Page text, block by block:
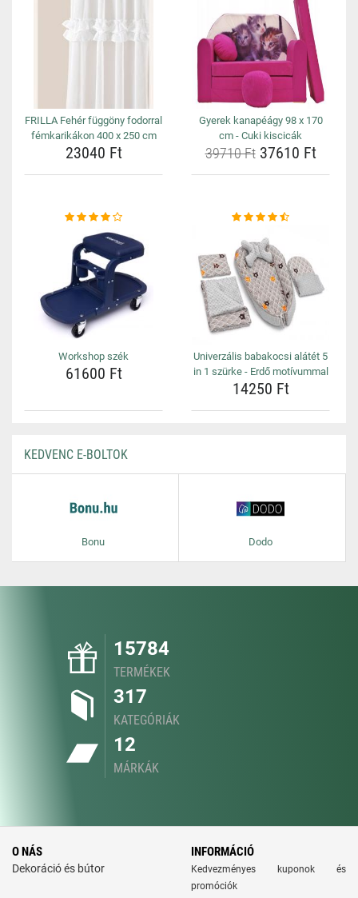
FRILLA Fehér függöny fodorral
fémkarikákon 400 x 250 cm
23040 Ft
Gyerek kanapéágy 98 x 170
cm - Cuki kiscicák
39710 Ft37610 Ft
Workshop szék
61600 Ft
Univerzális babakocsi alátét 5
in 1 szürke - Erdő motívummal
14250 Ft
KEDVENC E-BOLTOK
Bonu Dodo
15784
TERMÉKEK
317
KATEGÓRIÁK
12
MÁRKÁK
O NÁS
Dekoráció és bútor
INFORMÁCIÓ
Kedvezményes kuponok és
promóciók